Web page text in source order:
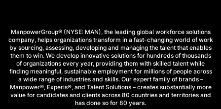
ManpowerGroup® (NYSE: MAN), the leading global workforce solutions
company, helps organizations transform in a fast-changing world of work
by sourcing, assessing, developing and managing the talent that enables
them to win. We develop innovative solutions for hundreds of thousands
of organizations every year, providing them with skilled talent while
finding meaningful, sustainable employment for millions of people across
a wide range of industries and skills. Our expert family of brands –
Manpower®, Experis®, and Talent Solutions – creates substantially more
value for candidates and clients across 80 countries and territories and
has done so for 80 years.